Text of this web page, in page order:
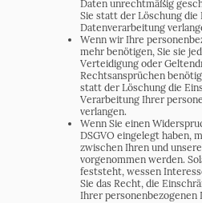
Daten unrechtmäßig
Sie statt der Löschung die
Datenverarbeitung
Wenn wir Ihre
mehr benötigen, Sie sie
Verteidigung oder
Rechtsansprüchen
statt der Löschung die
Verarbeitung Ihrer
verlangen.
Wenn Sie einen
DSGVO eingelegt haben,
zwischen Ihren und
vorgenommen werden.
feststeht, wessen
Sie das Recht, die
Ihrer personenbezogenen